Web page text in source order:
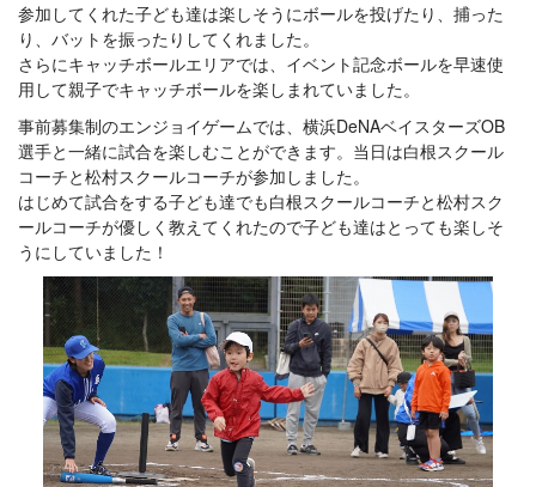
参加してくれた子ども達は楽しそうにボールを投げたり、捕った
り、バットを振ったりしてくれました。
さらにキャッチボールエリアでは、イベント記念ボールを早速使
用して親子でキャッチボールを楽しまれていました。
事前募集制のエンジョイゲームでは、横浜DeNAベイスターズOB
選手と一緒に試合を楽しむことができます。当日は白根スクール
コーチと松村スクールコーチが参加しました。
はじめて試合をする子ども達でも白根スクールコーチと松村スク
ールコーチが優しく教えてくれたので子ども達はとっても楽しそ
うにしていました！